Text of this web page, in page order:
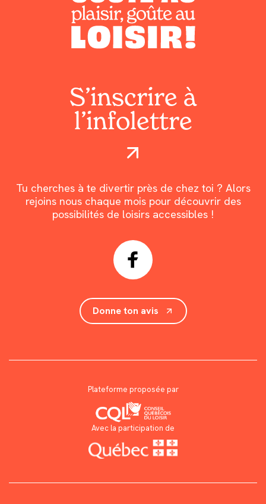
S’inscrire à
l’infolettre
Tu cherches à te divertir près de chez toi ? Alors
rejoins nous chaque mois pour découvrir des
possibilités de loisirs accessibles !
Donne ton avis
Plateforme proposée par
Avec la participation de